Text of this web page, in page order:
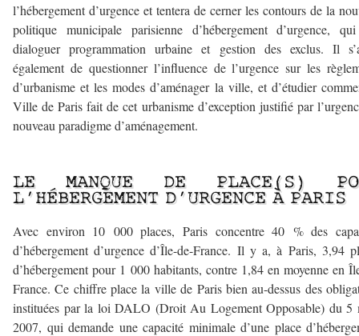
l’hébergement d’urgence et tentera de cerner les contours de la
politique municipale parisienne d’hébergement d’urgence,
dialoguer programmation urbaine et gestion des exclus. Il
également de questionner l’influence de l’urgence sur les
d’urbanisme et les modes d’aménager la ville, et d’étudier
Ville de Paris fait de cet urbanisme d’exception justifié par
nouveau paradigme d’aménagement.
LE MANQUE DE PLACE(S)
L’HÉBERGEMENT D’URGENCE À PARIS
Avec environ 10 000 places, Paris concentre 40 % des
d’hébergement d’urgence d’Île-de-France. Il y a, à Paris, 3,94
d’hébergement pour 1 000 habitants, contre 1,84 en moyenne en
France. Ce chiffre place la ville de Paris bien au-dessus des
instituées par la loi DALO (Droit Au Logement Opposable) du 5
2007, qui demande une capacité minimale d’une place